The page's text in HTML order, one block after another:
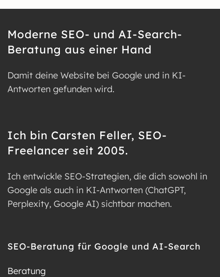
Moderne SEO- und AI-Search-
Beratung aus einer Hand
Damit deine Website bei Google und in KI-
Antworten gefunden wird.
Ich bin Carsten Feller, SEO-
Freelancer seit 2005.
Ich entwickle SEO-Strategien, die dich sowohl in
Google als auch in KI-Antworten (ChatGPT,
Perplexity, Google AI) sichtbar machen.
SEO-Beratung für Google und AI-Search
Beratung